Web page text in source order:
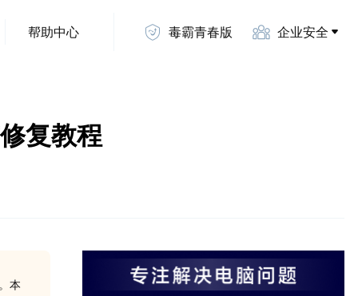
帮助中心 毒霸青春版 企业安全
复教程
本